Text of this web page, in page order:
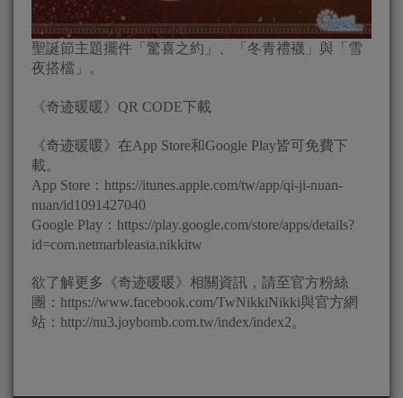
聖誕節主題擺件「驚喜之約」、「冬青禮襪」與「雪
夜搭檔」。
《奇迹暖暖》QR CODE下載
《奇迹暖暖》在App Store和Google Play皆可免費下
載。
App Store：https://itunes.apple.com/tw/app/qi-ji-nuan-
nuan/id1091427040
Google Play：https://play.google.com/store/apps/details?
id=com.netmarbleasia.nikkitw
欲了解更多《奇迹暖暖》相關資訊，請至官方粉絲
團：https://www.facebook.com/TwNikkiNikki與官方網
站：http://nu3.joybomb.com.tw/index/index2。